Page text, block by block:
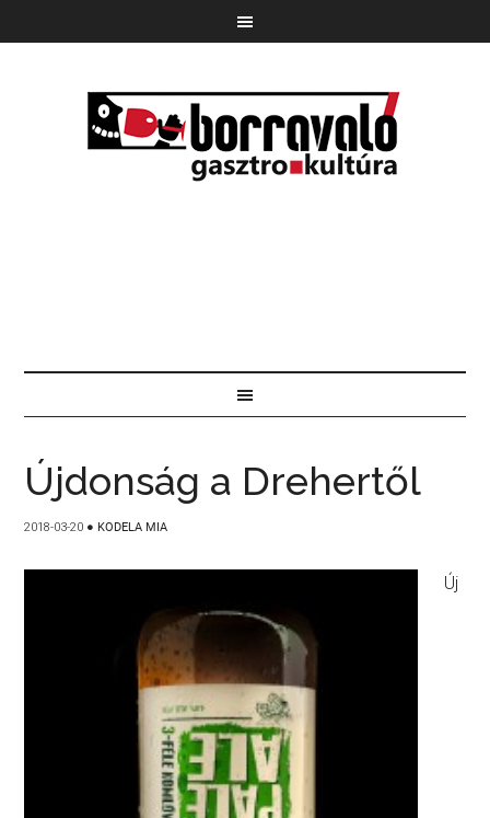
Újdonság a Drehertől
2018-03-20 ● KODELA MIA
Új